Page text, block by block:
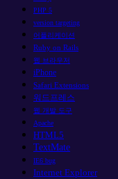
PHP 5
version targeting
어플리케이션
Ruby on Rails
웹 브라우저
iPhone
Safari Extensions
워드프레스
웹 개발 도구
Apache
HTML5
TextMate
IE6 bug
Internet Explorer